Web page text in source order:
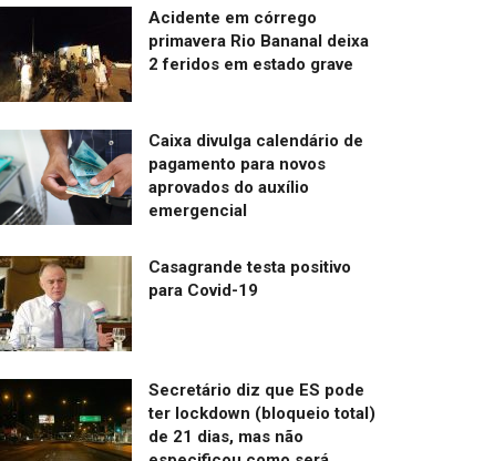
Acidente em córrego
primavera Rio Bananal deixa
2 feridos em estado grave
Caixa divulga calendário de
pagamento para novos
aprovados do auxílio
emergencial
Casagrande testa positivo
para Covid-19
Secretário diz que ES pode
ter lockdown (bloqueio total)
de 21 dias, mas não